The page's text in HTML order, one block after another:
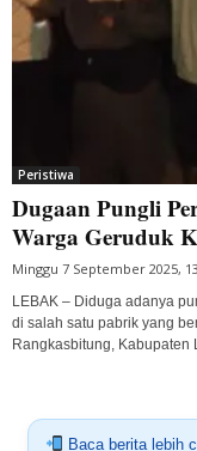
Peristiwa
Dugaan Pungli
Warga Geruduk
Minggu 7 September 2025,
LEBAK – Diduga adanya
di salah satu pabrik yang
Rangkasbitung, Kabupaten
Baca berita lebih